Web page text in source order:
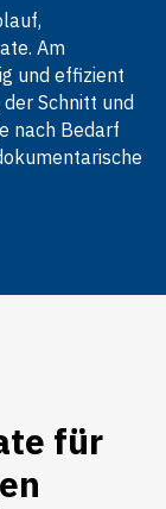
Am
und effizient
Schnitt und
nach Bedarf
für